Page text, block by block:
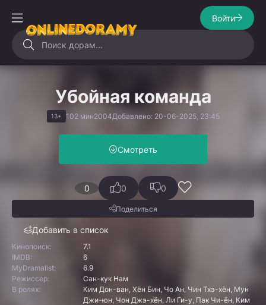
Войти
Убойная команда
13+ 102 мин2004Добавлено: 20-06-2025, 23:45
Смотреть
0
Добавить в список
0 0
Поделиться
Кинопоиск:
7.1
IMDB:
6
MyDramalist:
6.9
Режиссер:
Сан-кук Нам
В ролях:
Ким Дон-ван, Хён Бин, Чо Ан, Чин Тхэ-хён, Мун
Джи-юн, Чон Джэ-хён, Ли Ги-у, Пак Чи-ён, Ким